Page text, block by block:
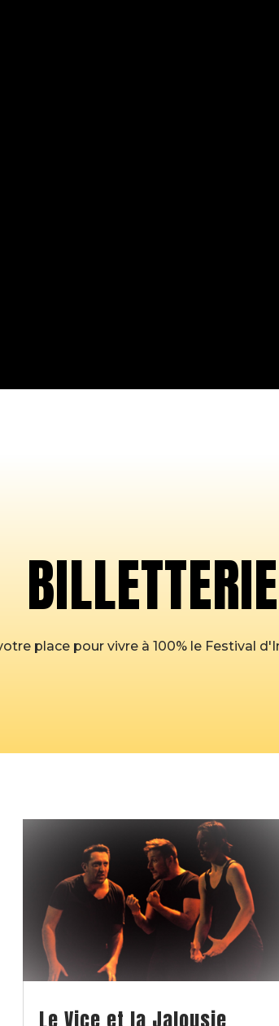
BILLETTERIE
place pour vivre à 100% le Festival